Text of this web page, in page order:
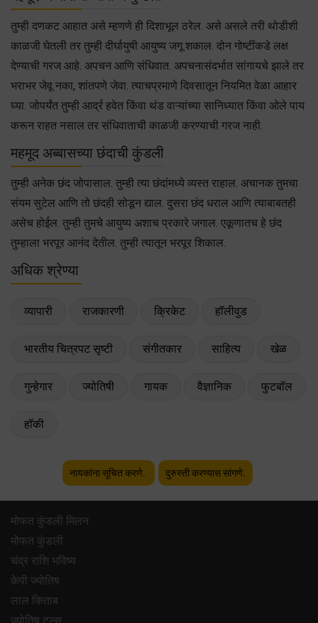
तुम्ही दणकट आहात असे म्हणणे ही दिशाभूल ठरेल. असे असले तरी थोडीशी
काळजी घेतली तर तुम्ही दीर्घायुषी आयुष्य जगू शकाल. दोन गोष्टींकडे लक्ष
देण्याची गरज आहे. अपचन आणि संधिवात. अपचनासंदर्भात सांगायचे झाले तर
भराभर जेवू नका, शांतपणे जेवा. त्याचप्रमाणे दिवसातून नियमित वेळा आहार
घ्या. जोपर्यंत तुम्ही आर्द्र हवेत किंवा थंड वाऱ्यांच्या सानिध्यात किंवा ओले पाय
करून राहत नसाल तर संधिवाताची काळजी करण्याची गरज नाही.
महमूद अब्बासच्या छंदाची कुंडली
तुम्ही अनेक छंद जोपासाल. तुम्ही त्या छंदांमध्ये व्यस्त राहाल. अचानक तुमचा
संयम सुटेल आणि तो छंदही सोडून द्याल. दुसरा छंद धराल आणि त्याबाबतही
असेच होईल. तुम्ही तुमचे आयुष्य अशाच प्रकारे जगाल. एकूणातच हे छंद
तुम्हाला भरपूर आनंद देतील. तुम्ही त्यातून भरपूर शिकाल.
अधिक श्रेण्या
व्यापारी राजकारणी क्रिकेट हॉलीवुड
भारतीय चित्रपट सृष्टी संगीतकार साहित्य खेळ
गुन्हेगार ज्योतिषी गायक वैज्ञानिक फुटबॉल
हॉकी
नायकांना सूचित करणे. दुरुस्ती करण्यास सांगणे.
मोफत कुंडली मिलन
मोफत कुंडली
चंद्र राशि भविष्य
केपी ज्योतिष
लाल किताब